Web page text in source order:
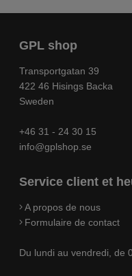
GPL shop
Transportgatan 39
422 46 Hisings Backa
Sweden
+46 31 - 24 30 15
info@gplshop.se
Service client et
A propos de nous
Formulaire de contact
Du lundi au vendredi, de